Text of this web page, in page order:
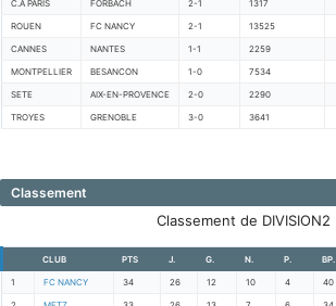
C.A PARIS FORBACH 2-1 1317
ROUEN FC NANCY 2-1 13525
CANNES NANTES 1-1 2259
MONTPELLIER BESANCON 1-0 7534
SETE AIX-EN-PROVENCE 2-0 2290
TROYES GRENOBLE 3-0 3641
Classement
Classement de DIVISION2
CLUB PTS J. G. N. P. BP.
1 FC NANCY 34 26 12 10 4 40